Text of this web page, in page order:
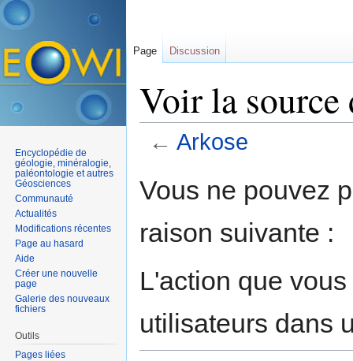
Voir la source
← Arkose
Vous ne pouvez
raison suivante :
L'action que
utilisateurs dans
Page Discussion
Encyclopédie de
géologie, minéralogie,
paléontologie et autres
Géosciences
Communauté
Actualités
Modifications récentes
Page au hasard
Aide
Créer une nouvelle
page
Galerie des nouveaux
fichiers
Outils
Pages liées